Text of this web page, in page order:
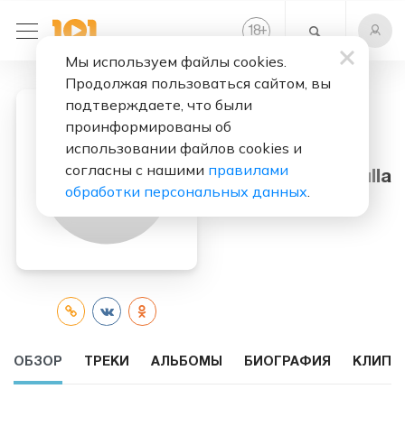
18+
Слушать бесплатно
Benjamin Burbulla
ОБЗОР ТРЕКИ АЛЬБОМЫ БИОГРАФИЯ КЛИПЫ
Мы используем файлы cookies.
Продолжая пользоваться сайтом, вы
подтверждаете, что были
проинформированы об
использовании файлов cookies и
согласны с нашими правилами
обработки персональных данных.